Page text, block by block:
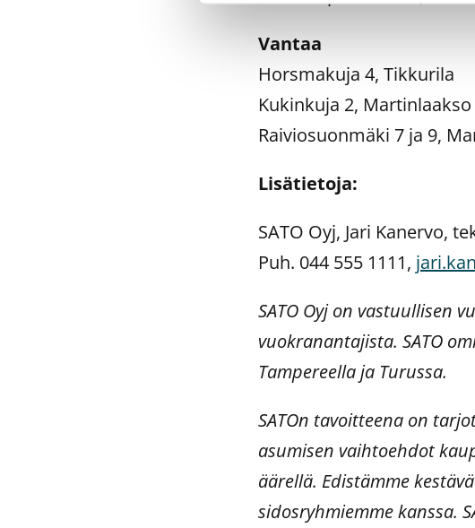
Vantaa
Horsmakuja 4, Tikkurila
Kukinkuja 2, Martinlaakso
Raiviosuonmäki 7 ja 9,
Lisätietoja:
SATO Oyj, Jari Kanervo,
Puh. 044 555 1111,
SATO Oyj on vastuullisen
vuokranantajista. SATO
Tampereella ja Turussa.
SATOn tavoitteena on
asumisen vaihtoehdot
äärellä. Edistämme
sidosryhmiemme kanssa.